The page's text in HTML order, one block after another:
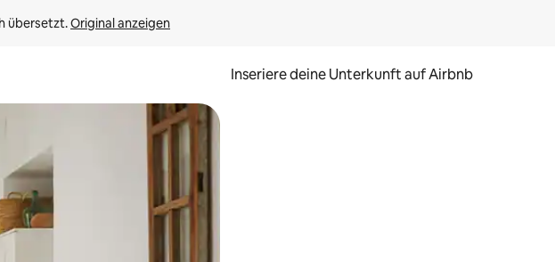
übersetzt. Original anzeigen
Inseriere deine Unterkunft auf Airbnb